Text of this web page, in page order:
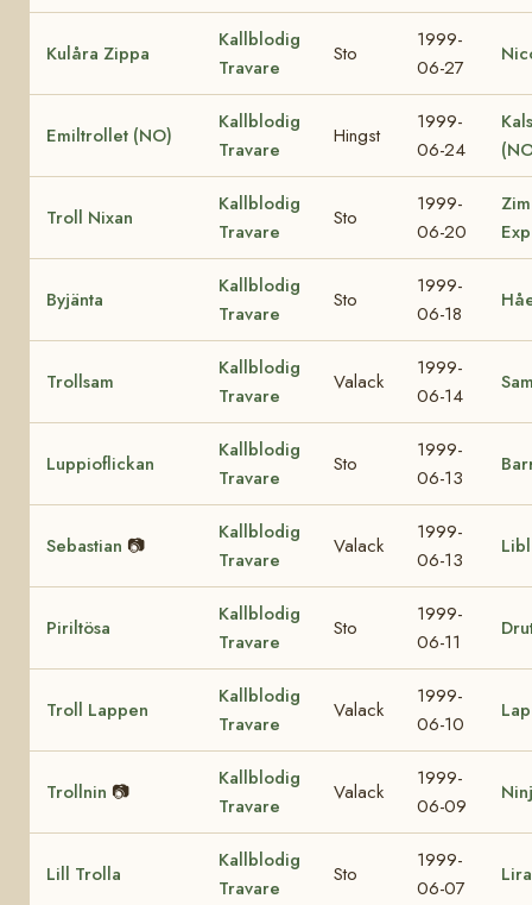
Kulåra Zippa
Kallblodig
Travare
Sto
1999-
06-27
Emiltrollet (NO)
Kallblodig
Travare
Hingst
1999-
06-24
Troll Nixan
Kallblodig
Travare
Sto
1999-
06-20
Byjänta
Kallblodig
Travare
Sto
1999-
06-18
Trollsam
Kallblodig
Travare
Valack
1999-
06-14
Luppioflickan
Kallblodig
Travare
Sto
1999-
06-13
Sebastian 📷
Kallblodig
Travare
Valack
1999-
06-13
Piriltösa
Kallblodig
Travare
Sto
1999-
06-11
Troll Lappen
Kallblodig
Travare
Valack
1999-
06-10
Trollnin 📷
Kallblodig
Travare
Valack
1999-
06-09
Lill Trolla
Kallblodig
Travare
Sto
1999-
06-07